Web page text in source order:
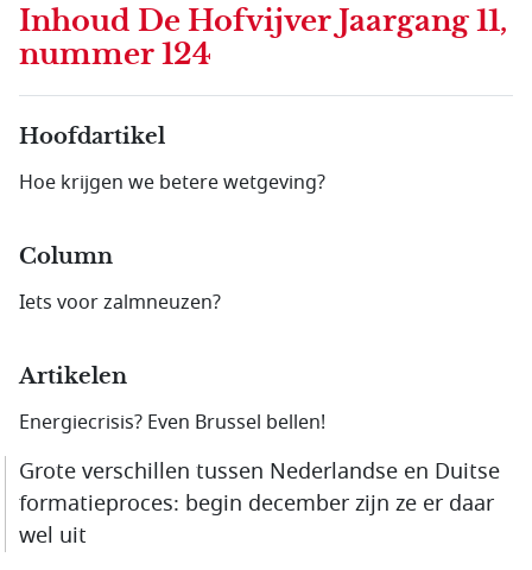
Inhoud De Hofvijver Jaargang 11,
nummer 124
Hoofdartikel
Hoe krijgen we betere wetgeving?
Column
Iets voor zalmneuzen?
Artikelen
Energiecrisis? Even Brussel bellen!
Grote verschillen tussen Nederlandse en Duitse
formatieproces: begin december zijn ze er daar
wel uit